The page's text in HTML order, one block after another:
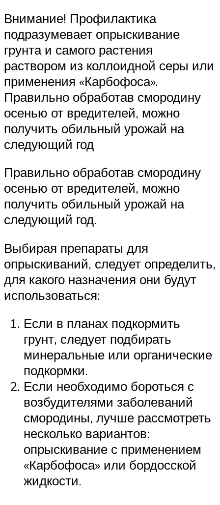
Внимание! Профилактика
подразумевает опрыскивание
грунта и самого растения
раствором из коллоидной серы или
применения «Карбофоса».
Правильно обработав смородину
осенью от вредителей, можно
получить обильный урожай на
следующий год
Правильно обработав смородину
осенью от вредителей, можно
получить обильный урожай на
следующий год.
Выбирая препараты для
опрыскиваний, следует определить,
для какого назначения они будут
использоваться:
Если в планах подкормить
грунт, следует подбирать
минеральные или органические
подкормки.
Если необходимо бороться с
возбудителями заболеваний
смородины, лучше рассмотреть
несколько вариантов:
опрыскивание с применением
«Карбофоса» или бордосской
жидкости.